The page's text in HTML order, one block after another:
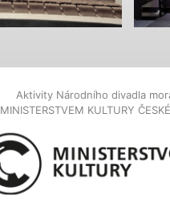
Aktivity Národního divadla
MINISTERSTVEM KULTURY